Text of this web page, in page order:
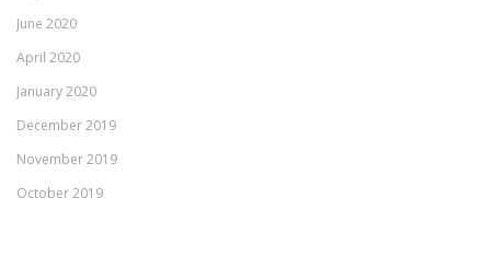
June 2020
April 2020
January 2020
December 2019
November 2019
October 2019